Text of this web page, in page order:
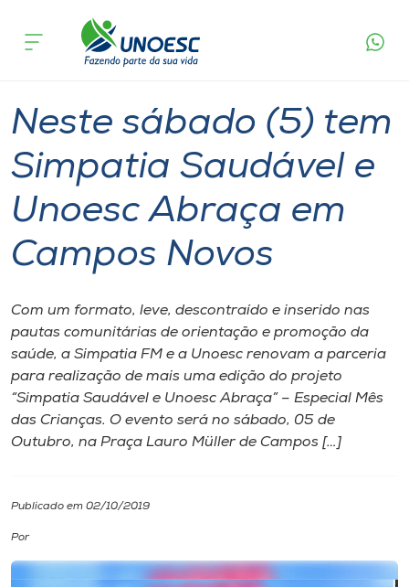
Cursos
Pesquisa
Atendimento ao Estudante
Portal de Ensino
A
Unoesc
Internacionalização
I.nova
Diplomados
Cultura
acontece
Neste sábado (5) tem
Simpatia Saudável e
Unoesc Abraça em
Campos Novos
Com um formato, leve, descontraído e inserido nas
pautas comunitárias de orientação e promoção da
saúde, a Simpatia FM e a Unoesc renovam a parceria
para realização de mais uma edição do projeto
“Simpatia Saudável e Unoesc Abraça” – Especial Mês
das Crianças. O evento será no sábado, 05 de
Outubro, na Praça Lauro Müller de Campos […]
Publicado em 02/10/2019
Por